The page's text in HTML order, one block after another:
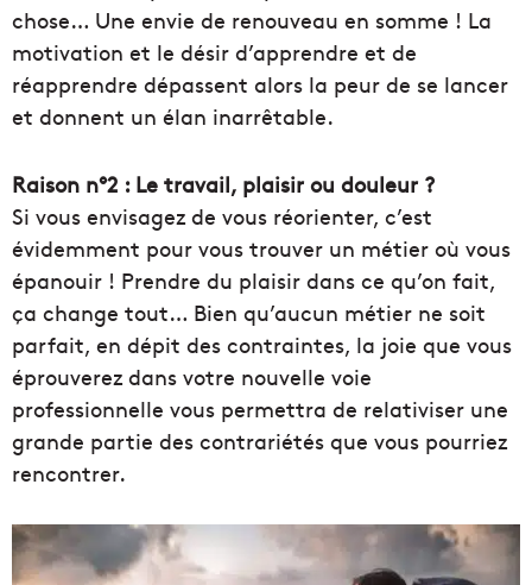
chose… Une envie de renouveau en somme ! La
motivation et le désir d’apprendre et de
réapprendre dépassent alors la peur de se lancer
et donnent un élan inarrêtable.
Raison n°2 : Le travail, plaisir ou douleur ?
Si vous envisagez de vous réorienter, c’est
évidemment pour vous trouver un métier où vous
épanouir ! Prendre du plaisir dans ce qu’on fait,
ça change tout… Bien qu’aucun métier ne soit
parfait, en dépit des contraintes, la joie que vous
éprouverez dans votre nouvelle voie
professionnelle vous permettra de relativiser une
grande partie des contrariétés que vous pourriez
rencontrer.